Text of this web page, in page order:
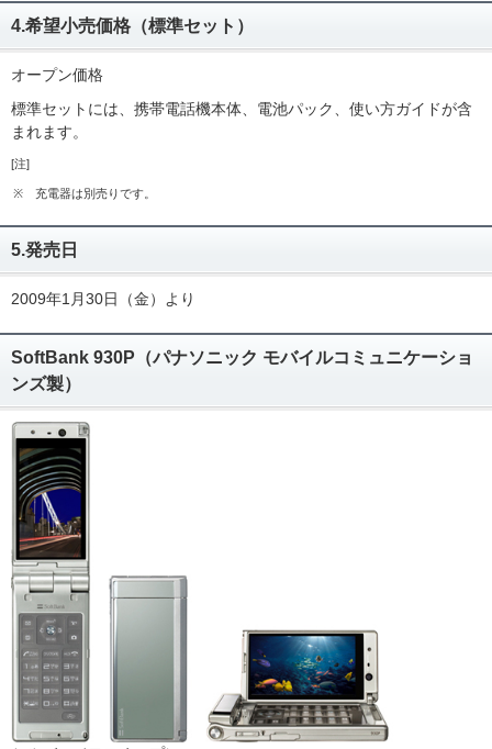
4.希望小売価格（標準セット）
オープン価格
標準セットには、携帯電話機本体、電池パック、使い方ガイドが含
まれます。
[注]
※ 充電器は別売りです。
5.発売日
2009年1月30日（金）より
SoftBank 930P（パナソニック モバイルコミュニケーショ
ンズ製）